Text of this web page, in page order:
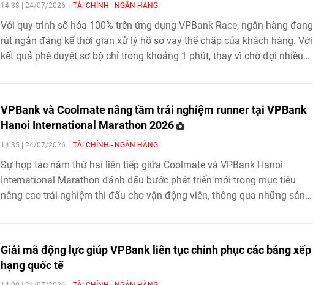
14:38 | 24/07/2026 TÀI CHÍNH - NGÂN HÀNG
Với quy trình số hóa 100% trên ứng dụng VPBank Race, ngân hàng đang
rút ngắn đáng kể thời gian xử lý hồ sơ vay thế chấp của khách hàng. Với
kết quả phê duyệt sơ bộ chỉ trong khoảng 1 phút, thay vì chờ đợi nhiều
VPBank và Coolmate nâng tầm trải nghiệm runner tại VPBank
Hanoi International Marathon 2026
14:35 | 24/07/2026 TÀI CHÍNH - NGÂN HÀNG
Sự hợp tác năm thứ hai liên tiếp giữa Coolmate và VPBank Hanoi
International Marathon đánh dấu bước phát triển mới trong mục tiêu
nâng cao trải nghiệm thi đấu cho vận động viên, thông qua những sản
Giải mã động lực giúp VPBank liên tục chinh phục các bảng xếp
hạng quốc tế